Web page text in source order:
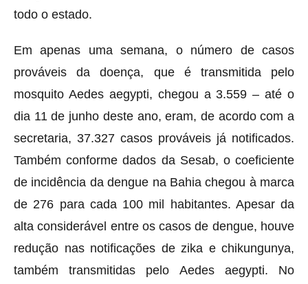
todo o estado.
Em apenas uma semana, o número de casos
prováveis da doença, que é transmitida pelo
mosquito Aedes aegypti, chegou a 3.559 – até o
dia 11 de junho deste ano, eram, de acordo com a
secretaria, 37.327 casos prováveis já notificados.
Também conforme dados da Sesab, o coeficiente
de incidência da dengue na Bahia chegou à marca
de 276 para cada 100 mil habitantes. Apesar da
alta considerável entre os casos de dengue, houve
redução nas notificações de zika e chikungunya,
também transmitidas pelo Aedes aegypti. No